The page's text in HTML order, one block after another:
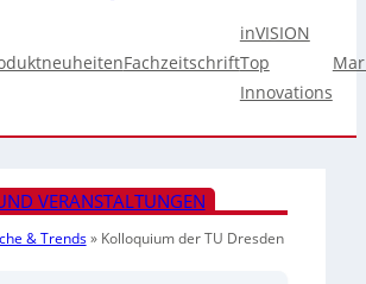
Fachzeitschrift
inVISION
Top
Innovations
VERANSTALTUNGEN
& Trends» Kolloquium der TU Dresden